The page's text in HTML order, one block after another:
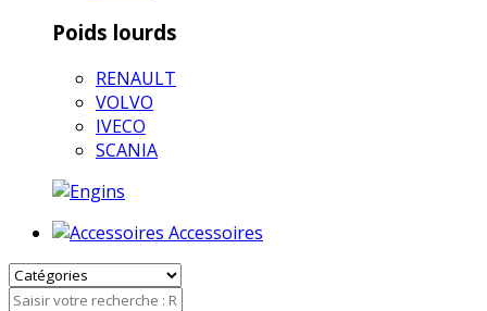
Poids lourds
RENAULT
VOLVO
IVECO
SCANIA
Accessoires